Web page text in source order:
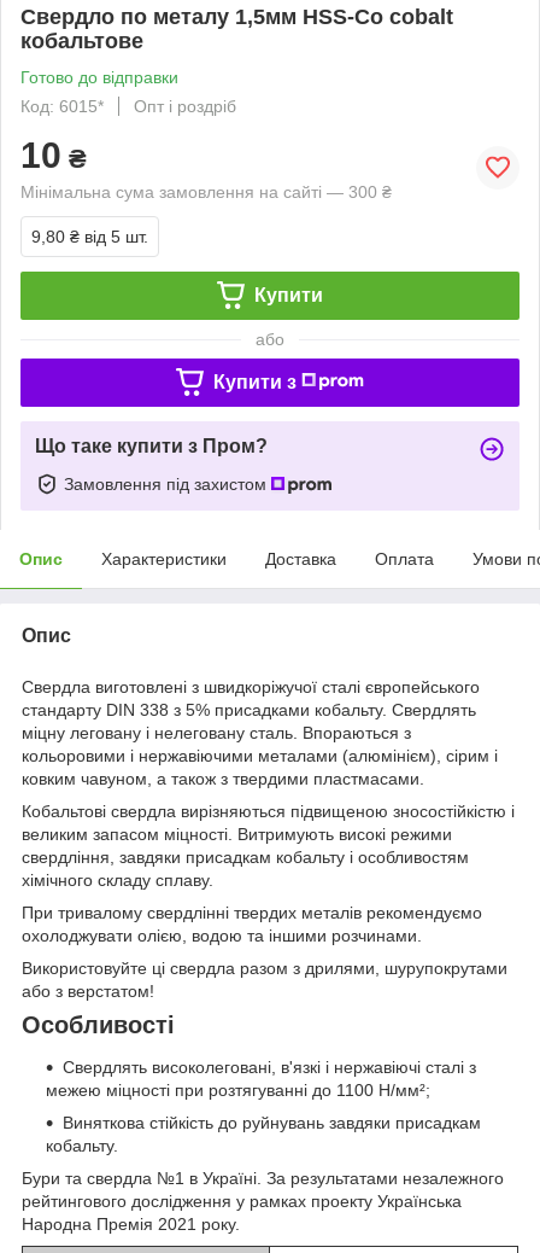
Свердло по металу 1,5мм HSS-Co cobalt
кобальтове
Готово до відправки
Код: 6015*
Опт і роздріб
10 ₴
Мінімальна сума замовлення на сайті — 300 ₴
9,80 ₴ від 5 шт.
Купити
або
Купити з
Що таке купити з Пром?
Замовлення під захистом
Опис Характеристики Доставка Оплата Умови
Опис
Свердла виготовлені з швидкоріжучої сталі європейського
стандарту DIN 338 з 5% присадками кобальту. Свердлять
міцну леговану і нелеговану сталь. Впораються з
кольоровими і нержавіючими металами (алюмінієм), сірим і
ковким чавуном, а також з твердими пластмасами.
Кобальтові свердла вирізняються підвищеною зносостійкістю і
великим запасом міцності. Витримують високі режими
свердління, завдяки присадкам кобальту і особливостям
хімічного складу сплаву.
При тривалому свердлінні твердих металів рекомендуємо
охолоджувати олією, водою та іншими розчинами.
Використовуйте ці свердла разом з дрилями, шурупокрутами
або з верстатом!
Особливості
Свердлять високолеговані, в'язкі і нержавіючі сталі з
межею міцності при розтягуванні до 1100 Н/мм²;
Виняткова стійкість до руйнувань завдяки присадкам
кобальту.
Бури та свердла №1 в Україні. За результатами незалежного
рейтингового дослідження у рамках проекту Українська
Народна Премія 2021 року.